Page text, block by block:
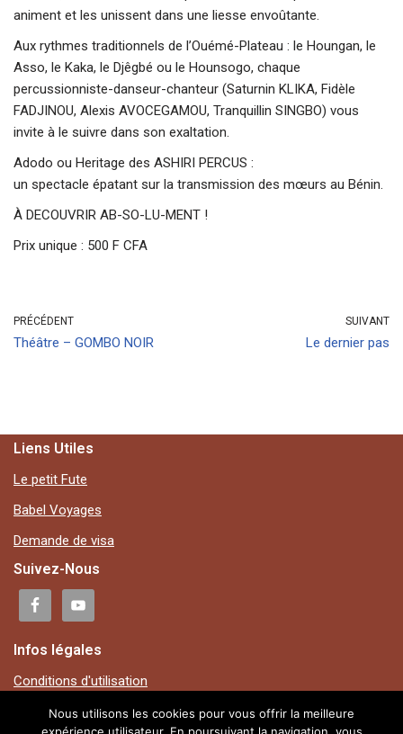
animent et les unissent dans une liesse envoûtante.
Aux rythmes traditionnels de l’Ouémé-Plateau : le Houngan, le
Asso, le Kaka, le Djêgbé ou le Hounsogo, chaque
percussionniste-danseur-chanteur (Saturnin KLIKA, Fidèle
FADJINOU, Alexis AVOCEGAMOU, Tranquillin SINGBO) vous
invite à le suivre dans son exaltation.
Adodo ou Heritage des ASHIRI PERCUS :
un spectacle épatant sur la transmission des mœurs au Bénin.
À DECOUVRIR AB-SO-LU-MENT !
Prix unique : 500 F CFA
PRÉCÉDENT
Théâtre – GOMBO NOIR
SUIVANT
Le dernier pas
Liens Utiles
Le petit Fute
Babel Voyages
Demande de visa
Suivez-Nous
Infos légales
Conditions d'utilisation
Mentions légales
Nous utilisons les cookies pour vous offrir la meilleure